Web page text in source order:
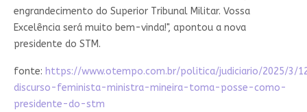
engrandecimento do Superior Tribunal Militar. Vossa
Excelência será muito bem-vinda!", apontou a nova
presidente do STM.
fonte: https://www.otempo.com.br/politica/judiciario/2025/3/
discurso-feminista-ministra-mineira-toma-posse-como-
presidente-do-stm